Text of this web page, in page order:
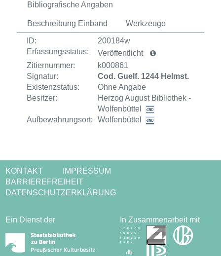
Bibliografische Angaben
Beschreibung Einband Werkzeuge
ID:
200184w
Erfassungsstatus:
Veröffentlicht
Zitiernummer:
k000861
Signatur:
Cod. Guelf. 1244 Helmst.
Existenzstatus:
Ohne Angabe
Besitzer:
Herzog August Bibliothek -
Wolfenbüttel
Aufbewahrungsort:
Wolfenbüttel
KONTAKT
IMPRESSUM
BARRIEREFREIHEIT
DATENSCHUTZERKLÄRUNG
Ein Dienst der In Zusammenarbeit mit